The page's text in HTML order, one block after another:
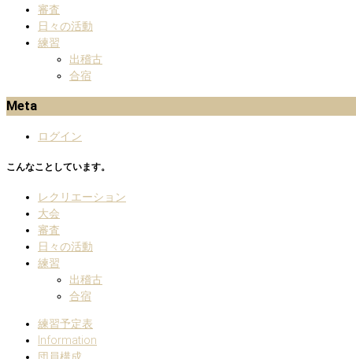
審査
日々の活動
練習
出稽古
合宿
Meta
ログイン
こんなことしています。
レクリエーション
大会
審査
日々の活動
練習
出稽古
合宿
練習予定表
Information